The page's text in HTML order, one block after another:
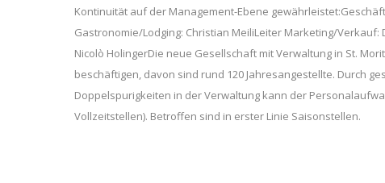
Kontinuität auf der Management-Ebene
Gastronomie/Lodging: Christian MeiliLeiter Marketing/Verkauf:
Nicolò HolingerDie neue Gesellschaft mit Verwaltung in St.
beschäftigen, davon sind rund 120 Jahresangestellte. Durch
Doppelspurigkeiten in der Verwaltung kann der
Vollzeitstellen). Betroffen sind in erster Linie Saisonstellen.